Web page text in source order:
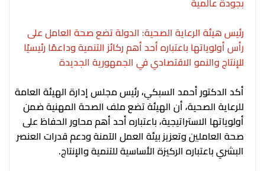
رئيس هيئة الرعاية الصحية: الدولة تضع صحة العامل على
رأس أولوياتها باعتباره أحد أهم ركائز التنمية وداعمًا رئيسيًا
للإنتاج والنمو الاقتصادي في الجمهورية الجديدة
أكد الدكتور أحمد السبكي، رئيس مجلس إدارة الهيئة العامة
للرعاية الصحية، أن الهيئة تضع ملف الصحة المهنية ضمن
أولوياتها الاستراتيجية، باعتباره أحد أهم محاور الحفاظ على
صحة العاملين وتعزيز بيئة العمل الآمنة ودعم قدرات العنصر
البشري باعتباره الركيزة الأساسية للتنمية والإنتاج.